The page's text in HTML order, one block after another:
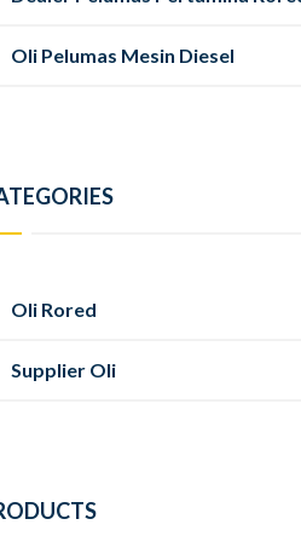
Oli Pelumas Mesin Diesel
Oli Rored
Supplier Oli